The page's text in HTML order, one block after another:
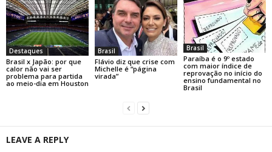
Destaques
Brasil x Japão: por que
calor não vai ser
problema para partida
ao meio-dia em Houston
Brasil
Flávio diz que crise com
Michelle é “página
virada”
Brasil
Paraíba é o 9º estado
com maior índice de
reprovação no início do
ensino fundamental no
Brasil
LEAVE A REPLY